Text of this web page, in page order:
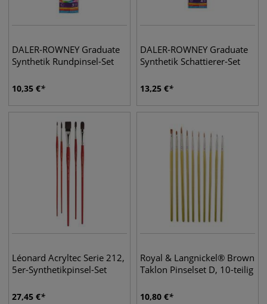
DALER-ROWNEY Graduate
Synthetik Rundpinsel-Set
10,35 €
DALER-ROWNEY Graduate
Synthetik Schattierer-Set
13,25 €
Léonard Acryltec Serie 212,
5er-Synthetikpinsel-Set
27,45 €
Royal & Langnickel® Brown
Taklon Pinselset D, 10-teilig
10,80 €